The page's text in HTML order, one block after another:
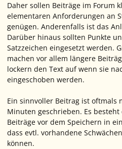
Daher sollen Beiträge im Forum
elementaren Anforderungen an
genügen. Anderenfalls ist das
Darüber hinaus sollten Punkte
Satzzeichen eingesetzt werden.
machen vor allem längere
lockern den Text auf wenn sie
eingeschoben werden.
Ein sinnvoller Beitrag ist
Minuten geschrieben. Es
Beiträge vor dem Speichern in
dass evtl. vorhandene
können.